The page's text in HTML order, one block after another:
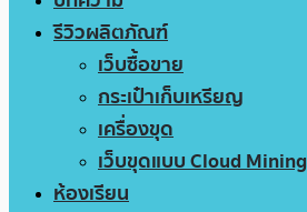
รีวิวผลิตภัณฑ์
เว็บซื้อขาย
กระเป๋าเก็บเหรียญ
เครื่องขุด
เว็บขุดแบบ Cloud Mining
ห้องเรียน